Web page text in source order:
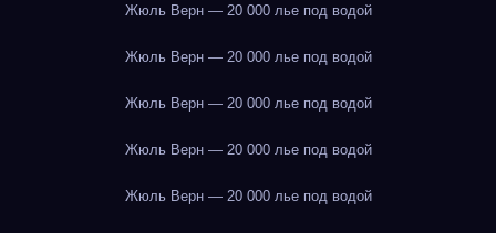
Жюль Верн — 20 000 лье под водой
Жюль Верн — 20 000 лье под водой
Жюль Верн — 20 000 лье под водой
Жюль Верн — 20 000 лье под водой
Жюль Верн — 20 000 лье под водой